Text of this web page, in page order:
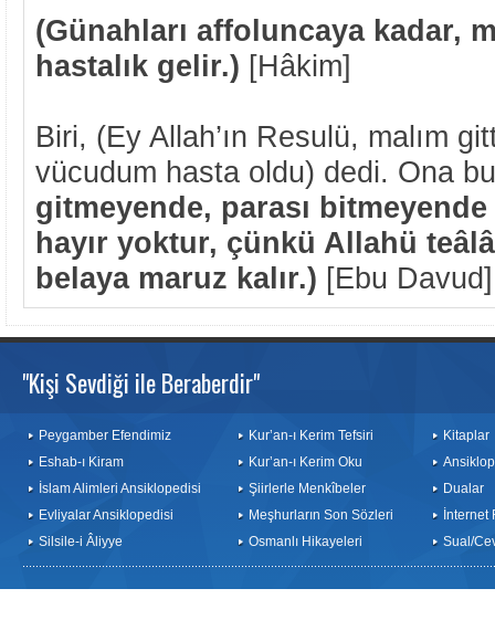
(Günahları affoluncaya kadar,
hastalık gelir.) [Hâkim]
Biri, (Ey Allah’ın Resulü, malım
vücudum hasta oldu) dedi. Ona
gitmeyende, parası
hayır yoktur, çünkü Allahü
belaya maruz kalır.) [Ebu Davud]
"Kişi Sevdiği ile Beraberdir"
Peygamber Efendimiz
Eshab-ı Kiram
İslam Alimleri Ansiklopedisi
Evliyalar Ansiklopedisi
Silsile-i Âliyye
Kur’an-ı Kerim Tefsiri
Kur’an-ı Kerim Oku
Şiirlerle Menkîbeler
Meşhurların Son Sözleri
Osmanlı Hikayeleri
Kitaplar
Dualar
İnternet
Sual/